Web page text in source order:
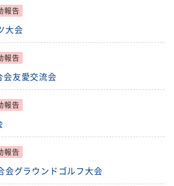
報告
大会
報告
会友愛交流会
報告
報告
会グラウンドゴルフ大会